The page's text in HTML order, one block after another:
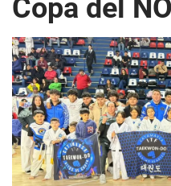
Copa del